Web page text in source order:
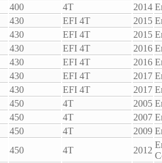
400 4T 2014
430 EFI 4T 2015
430 EFI 4T 2015
430 EFI 4T 2016
430 EFI 4T 2016
430 EFI 4T 2017
430 EFI 4T 2017
450 4T 2005
450 4T 2007
450 4T 2009
450 4T 2012